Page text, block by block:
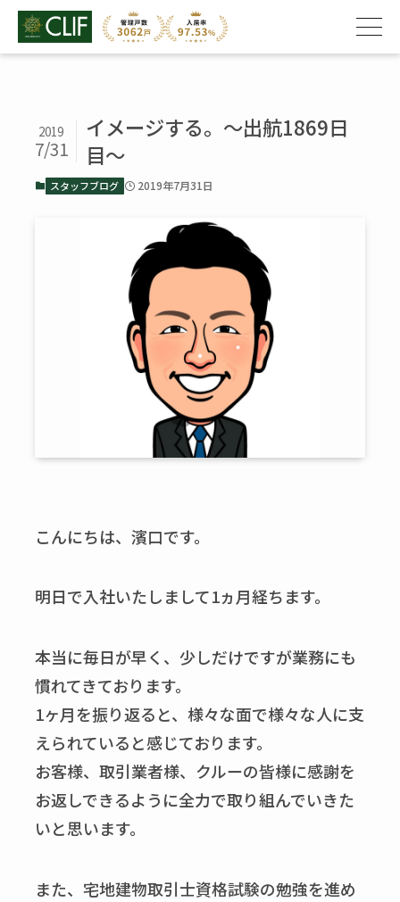
イメージする。～出航1869日
目～
2019
7/31
スタッフブログ 2019年7月31日
こんにちは、濱口です。
明日で入社いたしまして1ヵ月経ちます。
本当に毎日が早く、少しだけですが業務にも
慣れてきております。
1ヶ月を振り返ると、様々な面で様々な人に支
えられていると感じております。
お客様、取引業者様、クルーの皆様に感謝を
お返しできるように全力で取り組んでいきた
いと思います。
また、宅地建物取引士資格試験の勉強を進め